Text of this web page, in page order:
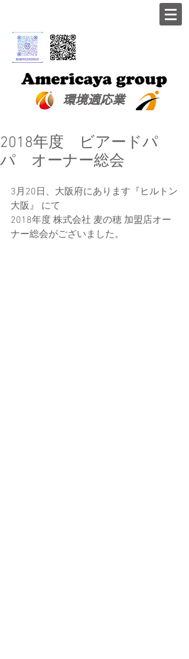
​環境適応業
2018年度 ビアードパ
パ オーナー総会
3月20日、大阪府にあります『ヒルトン
大阪』 にて
2018年度 株式会社 麦の穂 加盟店オー
ナー総会がございました。